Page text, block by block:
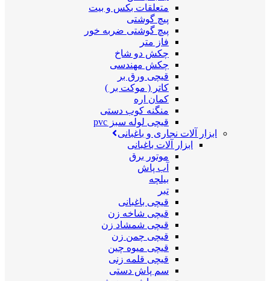
متعلقات بکس و بیت
پیچ گوشتی
پیچ گوشتی ضربه خور
فاز متر
چکش دو شاخ
چکش مهندسی
قیچی ورق بر
کاتر ( موکت بر )
کمان اره
منگنه کوب دستی
قیچی لوله سبز pvc
ابزار آلات نجاری و باغبانی
ابزار آلات باغبانی
موتور برق
آب پاش
بیلچه
تبر
قیچی باغبانی
قیچی شاخه زن
قیچی شمشاد زن
قیچی چمن زن
قیچی میوه چین
قیچی قلمه زنی
سم پاش دستی